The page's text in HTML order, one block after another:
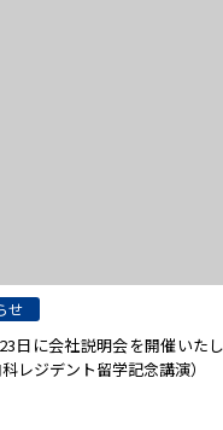
せ
日に会社説明会を開催いた
レジデント留学記念講演）